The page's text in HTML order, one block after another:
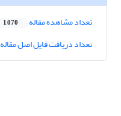
تعداد مشاهده مقاله 1,070
تعداد دریافت فایل اصل مقاله